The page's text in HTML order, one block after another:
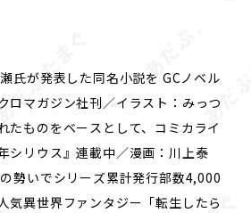
氏が発表した同名小説を GCノベル
ロマガジン社刊／イラスト：みっつ
たものをベースとして、コミカライ
シリウス』連載中／漫画：川上泰
勢いでシリーズ累計発行部数4,000
気異世界ファンタジー「転生したら